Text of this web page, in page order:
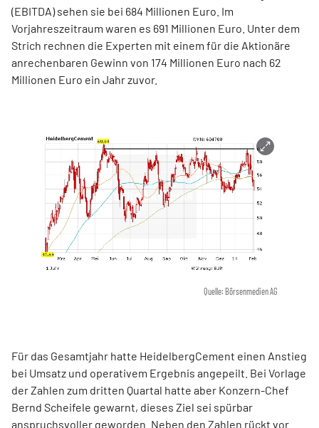
(EBITDA) sehen sie bei 684 Millionen Euro. Im
Vorjahreszeitraum waren es 691 Millionen Euro. Unter dem
Strich rechnen die Experten mit einem für die Aktionäre
anrechenbaren Gewinn von 174 Millionen Euro nach 62
Millionen Euro ein Jahr zuvor.
Quelle: Börsenmedien AG
Für das Gesamtjahr hatte HeidelbergCement einen Anstieg
bei Umsatz und operativem Ergebnis angepeilt. Bei Vorlage
der Zahlen zum dritten Quartal hatte aber Konzern-Chef
Bernd Scheifele gewarnt, dieses Ziel sei spürbar
anspruchsvoller geworden. Neben den Zahlen rückt vor